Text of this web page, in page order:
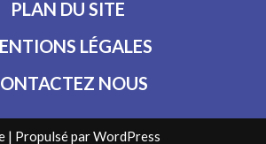
PLAN DU SITE
LÉGALES
NOUS
| Propulsé parWordPress